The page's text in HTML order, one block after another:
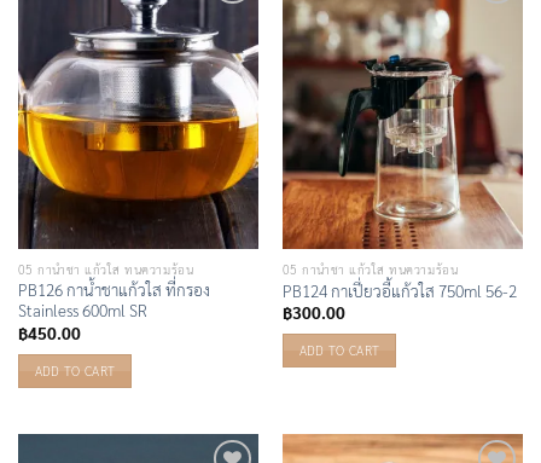
Wishlist
05 กาน้ำชา แก้วใส ทนความร้อน
PB126 กาน้ำชาแก้วใส ที่กรอง
Stainless 600ml SR
฿450.00
ADD TO CART
05 กาน้ำชา แก้วใส ทนความร้อน
PB124 กาเปี่ยวอี้แก้วใส 750ml 56-2
฿300.00
ADD TO CART